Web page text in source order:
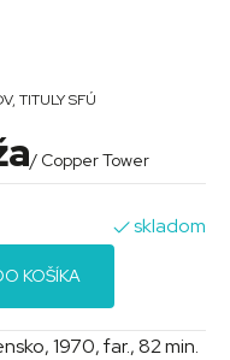
, TITULY SFÚ
/ Copper Tower
skladom
KOŠÍKA
1970, far., 82 min.